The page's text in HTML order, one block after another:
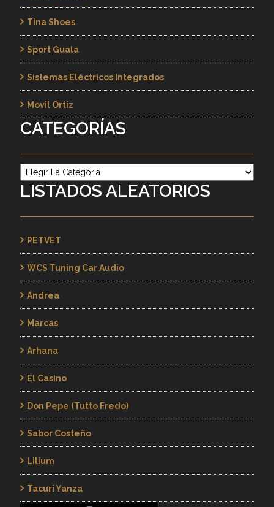
Tina Shoes
Sport Guala
Sistemas Eléctricos Integrados
Movil Ortiz
CATEGORÍAS
Categorías
LISTADOS ALEATORIOS
PETVET
WCS Tuning Car Audio
Andrea
Marcas
Arhana
El Casino
Don Pepe (Tutto Fredo)
Sabor Costeño
Lilium
Tacuri Yanza